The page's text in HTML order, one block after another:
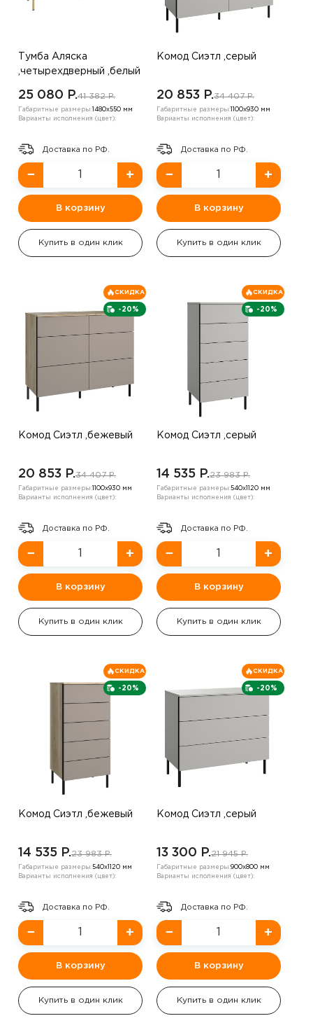
Тумба Аляска
,четырехдверный ,белый
25 080 P.41 382 P.
Габаритные размеры: 1480х550 мм
Варианты исполнения (цвет):
Доставка по РФ.
− +
В корзину
Купить в один клик
Комод Сиэтл ,серый
20 853 P.34 407 P.
Габаритные размеры: 1100х930 мм
Варианты исполнения (цвет):
Доставка по РФ.
− +
В корзину
Купить в один клик
-20%
СКИДКА
Комод Сиэтл ,бежевый
20 853 P.34 407 P.
Габаритные размеры: 1100х930 мм
Варианты исполнения (цвет):
Доставка по РФ.
− +
В корзину
Купить в один клик
-20%
СКИДКА
Комод Сиэтл ,серый
14 535 P.23 983 P.
Габаритные размеры:540х1120 мм
Варианты исполнения (цвет):
Доставка по РФ.
− +
В корзину
Купить в один клик
-20%
СКИДКА
Комод Сиэтл ,бежевый
14 535 P.23 983 P.
Габаритные размеры:540х1120 мм
Варианты исполнения (цвет):
Доставка по РФ.
− +
В корзину
Купить в один клик
-20%
СКИДКА
Комод Сиэтл ,серый
13 300 P.21 945 P.
Габаритные размеры:900х800 мм
Варианты исполнения (цвет):
Доставка по РФ.
− +
В корзину
Купить в один клик